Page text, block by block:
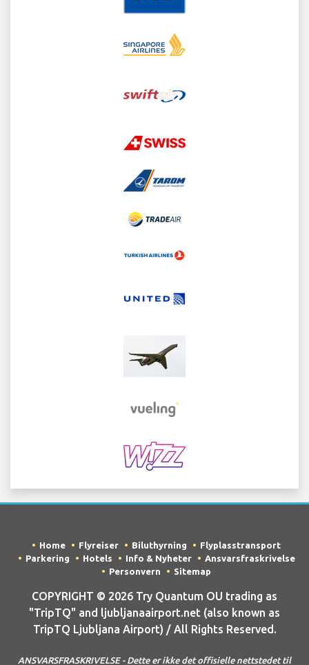
Home Flyreiser Biluthyrning
Flyplasstransport
Parkering
Hotels Info & Nyheter
Ansvarsfraskrivelse
Personvern
Sitemap
COPYRIGHT © 2026 Try Quantum OU trading as
"TripTQ" and ljubljanaairport.net (also known as
TripTQ Ljubljana Airport) / All Rights Reserved.
ANSVARSFRASKRIVELSE - Dette er ikke det offisielle nettstedet til